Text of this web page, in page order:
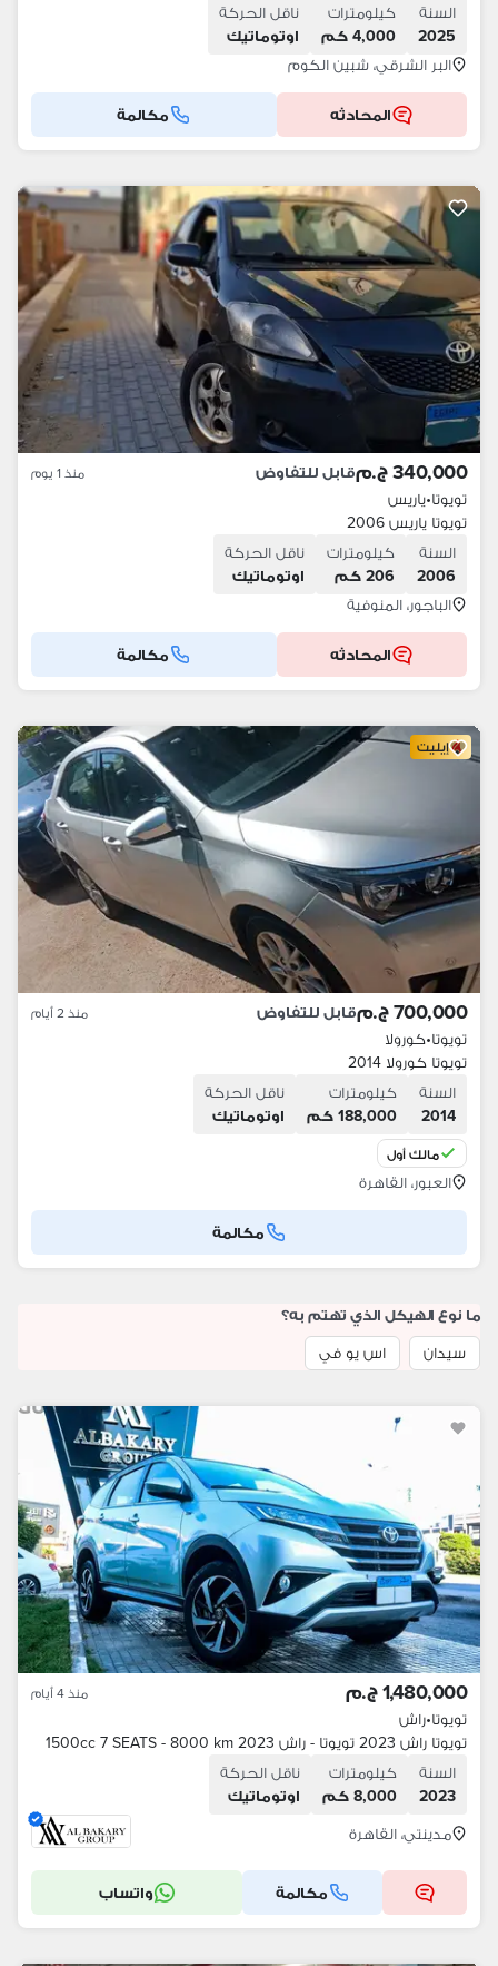
السنة
2025
كيلومترات
4,000 كم
ناقل الحركة
اوتوماتيك
البر الشرقي، شبين الكوم
المحادثه مكالمة
340,000 ج.م قابل للتفاوض منذ 1 يوم
تويوتا•ياريس
تويوتا ياريس 2006
السنة
2006
كيلومترات
206 كم
ناقل الحركة
اوتوماتيك
الباجور، المنوفية
المحادثه مكالمة
إيليت
700,000 ج.م قابل للتفاوض منذ 2 أيام
تويوتا•كورولا
تويوتا كورولا 2014
السنة
2014
كيلومترات
188,000 كم
ناقل الحركة
اوتوماتيك
مالك أول
العبور، القاهرة
مكالمة
ما نوع الهيكل الذي تهتم به؟
سيدان
اس يو في
1,480,000 ج.م منذ 4 أيام
تويوتا•راش
تويوتا راش 2023 تويوتا - راش 2023 1500cc 7 SEATS - 8000 km
السنة
2023
كيلومترات
8,000 كم
ناقل الحركة
اوتوماتيك
مدينتي، القاهرة
مكالمة واتساب